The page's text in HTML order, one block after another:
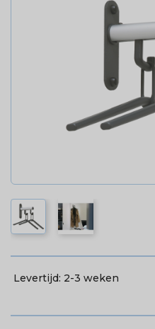
Levertijd: 2-3 weken